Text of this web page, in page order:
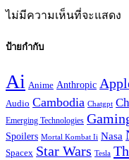
ไม่มีความเห็นที่จะแสดง
ป้ายกำกับ
Ai Anime Anthropic
Audio Cambodia Chatgpt
Emerging Technologies
Spoilers Mortal Kombat Ii Nasa
Spacex Star Wars Tesla